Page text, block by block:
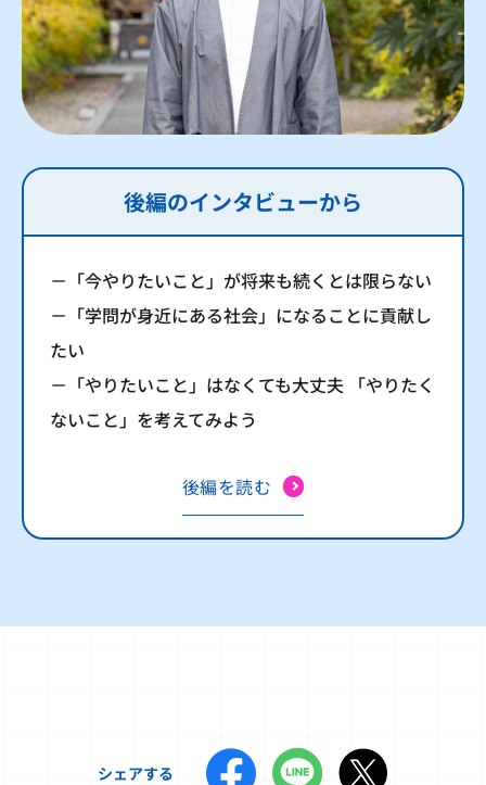
後編のインタビューから
－「今やりたいこと」が将来も続くとは限らない
－「学問が身近にある社会」になることに貢献し
たい
－「やりたいこと」はなくても大丈夫 「やりたく
ないこと」を考えてみよう
後編を読む
シェアする